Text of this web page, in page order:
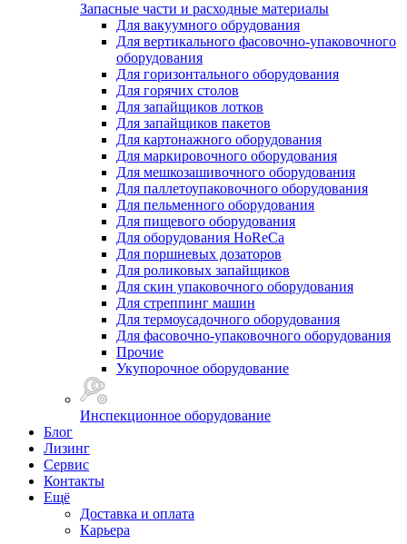
Запасные части и расходные материалы
Для вакуумного обрудования
Для вертикального фасовочно-упаковочного
оборудования
Для горизонтального оборудования
Для горячих столов
Для запайщиков лотков
Для запайщиков пакетов
Для картонажного оборудования
Для маркировочного оборудования
Для мешкозашивочного оборудования
Для паллетоупаковочного оборудования
Для пельменного оборудования
Для пищевого оборудования
Для оборудования HoReCa
Для поршневых дозаторов
Для роликовых запайщиков
Для скин упаковочного оборудования
Для стреппинг машин
Для термоусадочного оборудования
Для фасовочно-упаковочного оборудования
Прочие
Укупорочное оборудование
Инспекционное оборудование
Блог
Лизинг
Сервис
Контакты
Ещё
Доставка и оплата
Карьера